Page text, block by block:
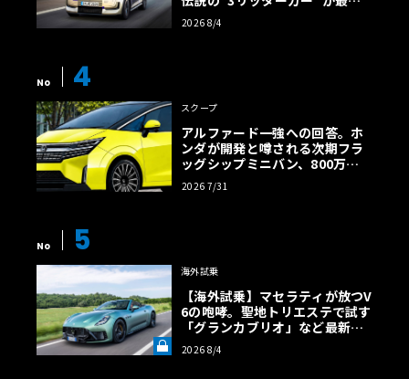
効率エントリーBEVとして復活
【画像38枚】
2026 8/4
No 4
スクープ
アルファード一強への回答。ホ
ンダが開発と噂される次期フラ
ッグシップミニバン、800万円
超の勝算【予想CG】
2026 7/31
No 5
海外試乗
【海外試乗】マセラティが放つV
6の咆哮。聖地トリエステで試す
「グランカブリオ」など最新ト
ロフェオ3台の官能評価《LE VO
LANT LAB》
2026 8/4